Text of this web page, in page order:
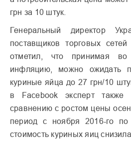
грн за 10 штук.
Генеральный директор
поставщиков торговых
отметил, что принимая
инфляцию, можно ожидать
куриные яйца до 27 грн/10
в Facebook эксперт также
сравнению с ростом цены
период с ноября 2016-го
стоимость куриных яиц